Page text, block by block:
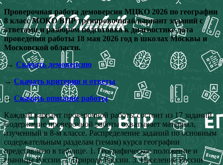
Проверочная работа демоверсия МЦКО 2026 по географии
8 класс МОКО ВПР тренировочный вариант заданий с
ответами и разбором подготовка к диагностике дата
проведения работы 18 мая 2026 год в школах Москвы и
Московской области.
→ Скачать демоверсию
→ Скачать критерии и ответы
→ Скачать описание работы
Каждый вариант проверочной работы состоит из 17 заданий.
Содержание проверочной работы охватывает материал,
изученный в 8-м классе. Распределение заданий по основным
содержательным разделам (темам) курса географии
представлено в таблице. 1. Географическое положение и
границы России. 2. Природа России. 3. Население России